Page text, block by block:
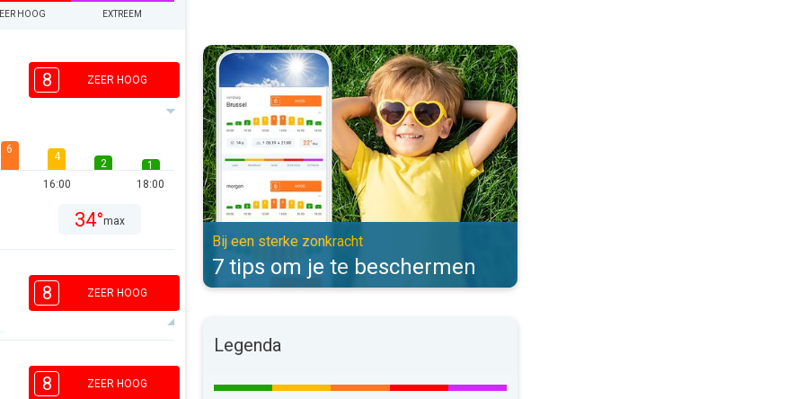
HOOG EXTREEM
8 ZEER HOOG
6
4
16:00
2
1
18:00
34°max
8 ZEER HOOG
4
2
8 ZEER HOOG
7 tips om je te beschermen. Bij een sterke zonkracht. . .
Bij een sterke zonkracht
7 tips om je te beschermen
Legenda